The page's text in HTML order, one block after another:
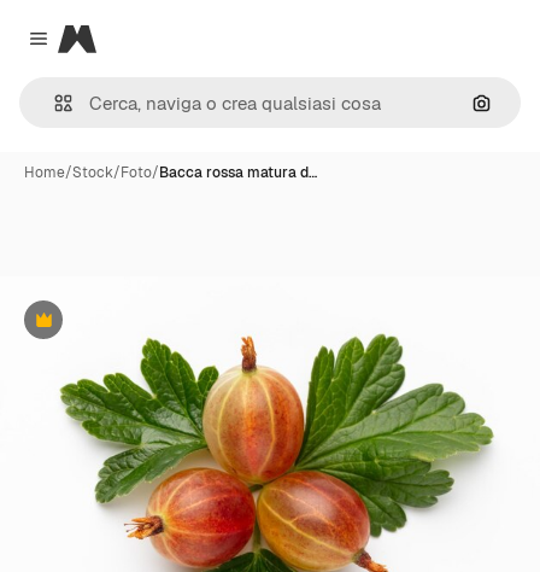
Close menu
Magnific
Cerca
Home/Stock/Foto/Bacca rossa matura d…
Premium